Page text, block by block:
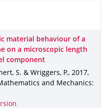
material behaviour of a
on a microscopic length
component
S. & Wriggers, P., 2017,
and Mechanics: